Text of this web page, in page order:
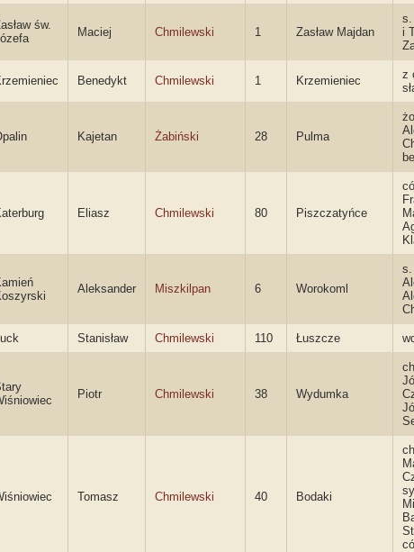
św.
Maciej Chmilewski 1 Zasław Majdan
s.
i
Benedykt Chmilewski 1 Krzemieniec
z
Kajetan Żabiński 28 Pulma
Eliasz Chmilewski 80 Piszczatyńce
Aleksander Miszkilpan 6 Worokoml
s.
Stanisław Chmilewski 110 Łuszcze
Piotr Chmilewski 38 Wydumka
Tomasz Chmilewski 40 Bodaki